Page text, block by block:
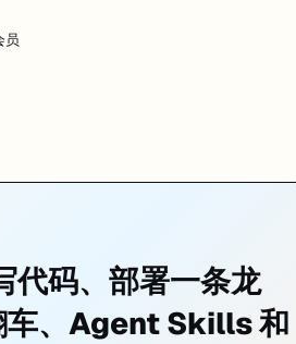
员
码、部署一条龙
、Agent Skills 和